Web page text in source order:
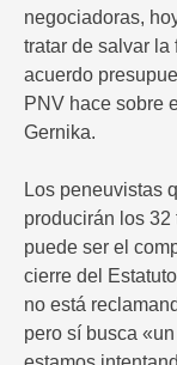
negociadoras,
tratar de salvar la
acuerdo
PNV hace sobre
Gernika.
Los peneuvistas
producirán los 32
puede ser el
cierre del
no está
pero sí busca